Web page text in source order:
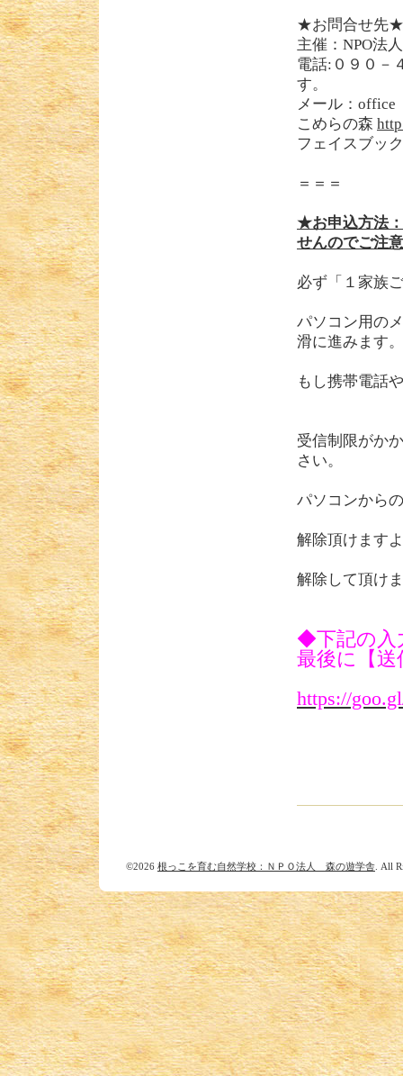
★お問合せ先★
主催：NPO法
電話:０９０－
す。
メール：office
こめらの森
フェイスブ
＝＝＝
★お申込方法
せんのでご注
必ず「１家族
パソコン用の
滑に進みます。
もし携帯電話
受信制限がか
さい。
パソコンから
解除頂けます
解除して頂け
◆下記の入
最後に【
https://
©2026 根っこを育む自然学校：ＮＰＯ法人 森の遊学舎 . All